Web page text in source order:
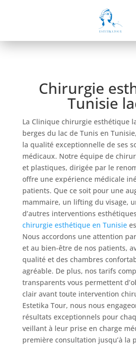
Nos
Tarifs
Nos
chirurgies
Obésité
Chirurgie
Tunisie
La Clinique chirurgie esthétique
berges du lac de Tunis en
la qualité exceptionnelle de ses
médicaux. Notre équipe de
et plastiques, dirigée par le
offre une expérience médicale
patients. Que ce soit pour une
mammaire, un lifting du visage,
d’autres interventions
chirurgie esthétique en Tunisie
Nous accordons une attention
et au bien-être de nos patients,
qualité et des chambres
agréable. De plus, nos tarifs
transparents vous permettent
clair avant toute intervention
Estetika Tour, nous nous
résultats exceptionnels pour
veillant à leur prise en charge
première consultation jusqu’à la